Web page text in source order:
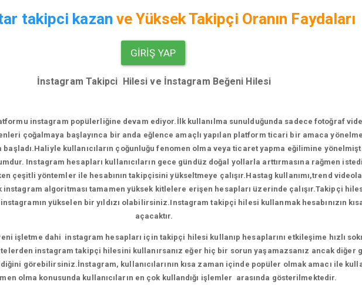
takipci kazan veYüksek Takipçi Oranın Faydaları
GIRIŞ YAP
İnstagram Takipci Hilesi ve İnstagram Beğeni Hilesi
instagram popülerliğine devam ediyor. İlk kullanılma sunulduğunda sadece fotoğraf
çoğalmaya başlayınca bir anda eğlence amaçlı yapılan platform ticari bir amaca
kullanıcıların çoğunluğu fenomen olma veya ticaret yapma eğilimine
Instagram hesapları kullanıcıların gece gündüz doğal yollarla arttırmasına rağmen
çeşitli yöntemler ile hesabının takipçisini yükseltmeye çalışır.Hastag kullanımı,trend
instagram algoritması tamamen yüksek kitlelere erişen hesapları üzerinde çalışır.Takipçi
yükselen bir yıldızı olabilirsiniz.Instagram takipçi hilesi kullanmak hesabınızın
açacaktır.
işletme dahi instagram hesapları için takipçi hilesi kullanıp hesaplarını etkileşime hızlı
instagram takipçi hilesini kullanırsanız eğer hiç bir sorun yaşamazsanız ancak
görebilirsiniz.İnstagram, kullanıcılarının kısa zaman içinde popüler olmak amacı ile
olma konusunda kullanıcıların en çok kullandığı işlemler arasında gösterilmektedir.